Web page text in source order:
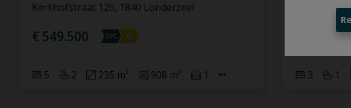
Kerkhofstraat 126, 1840 Londerzeel
€ 549.500
5 2 235 m² 908 m² 1
€
3 1